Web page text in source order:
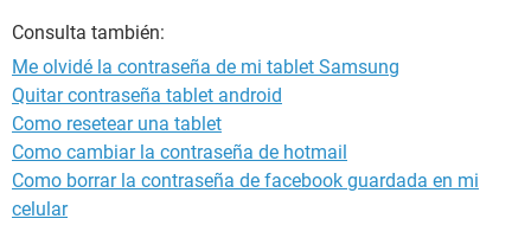
Consulta también:
Me olvidé la contraseña de mi tablet Samsung
Quitar contraseña tablet android
Como resetear una tablet
Como cambiar la contraseña de hotmail
Como borrar la contraseña de facebook guardada en mi
celular